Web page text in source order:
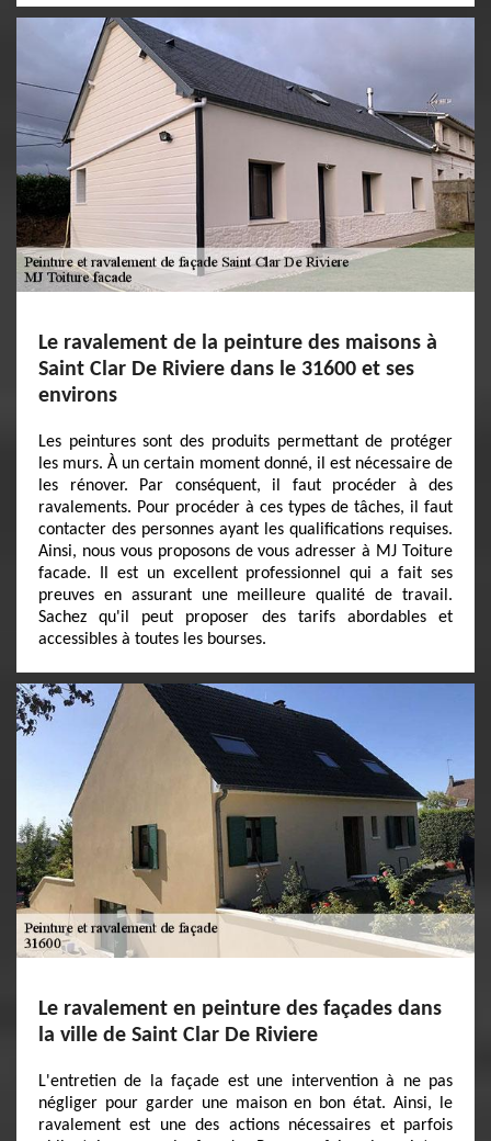
Le ravalement de la peinture des maisons à
Saint Clar De Riviere dans le 31600 et ses
environs
Les peintures sont des produits permettant de protéger
les murs. À un certain moment donné, il est nécessaire de
les rénover. Par conséquent, il faut procéder à des
ravalements. Pour procéder à ces types de tâches, il faut
contacter des personnes ayant les qualifications requises.
Ainsi, nous vous proposons de vous adresser à MJ Toiture
facade. Il est un excellent professionnel qui a fait ses
preuves en assurant une meilleure qualité de travail.
Sachez qu'il peut proposer des tarifs abordables et
accessibles à toutes les bourses.
Le ravalement en peinture des façades dans
la ville de Saint Clar De Riviere
L'entretien de la façade est une intervention à ne pas
négliger pour garder une maison en bon état. Ainsi, le
ravalement est une des actions nécessaires et parfois